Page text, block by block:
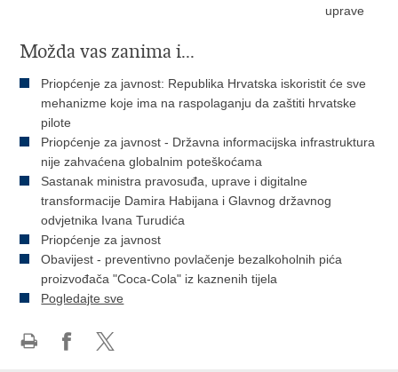
uprave
Možda vas zanima i...
Priopćenje za javnost: Republika Hrvatska iskoristit će sve
mehanizme koje ima na raspolaganju da zaštiti hrvatske
pilote
Priopćenje za javnost - Državna informacijska infrastruktura
nije zahvaćena globalnim poteškoćama
Sastanak ministra pravosuđa, uprave i digitalne
transformacije Damira Habijana i Glavnog državnog
odvjetnika Ivana Turudića
Priopćenje za javnost
Obavijest - preventivno povlačenje bezalkoholnih pića
proizvođača "Coca-Cola" iz kaznenih tijela
Pogledajte sve